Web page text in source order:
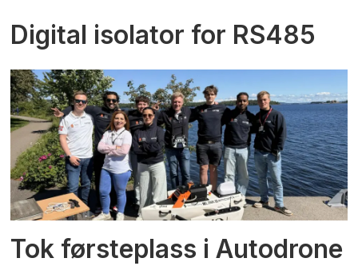
Digital isolator for RS485
Tok førsteplass i Autodrone